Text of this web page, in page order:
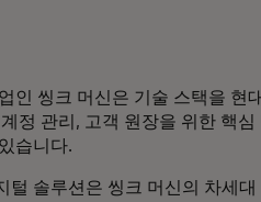
인 씽크 머신은 기술 스택을 현
정 관리, 고객 원장을 위한 핵
습니다.
솔루션은 씽크 머신의 차세대